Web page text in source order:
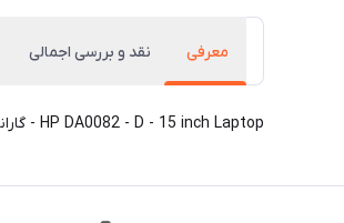
معرفی نقد و بررسی اجمالی
HP DA0082 - D - 15 inch Laptop - گارانتی 12 ماهه نوآور همراه